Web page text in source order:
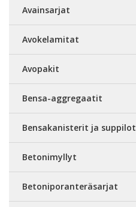
Avainsarjat
Avokelamitat
Avopakit
Bensa-aggregaatit
Bensakanisterit ja suppilot
Betonimyllyt
Betoniporanteräsarjat